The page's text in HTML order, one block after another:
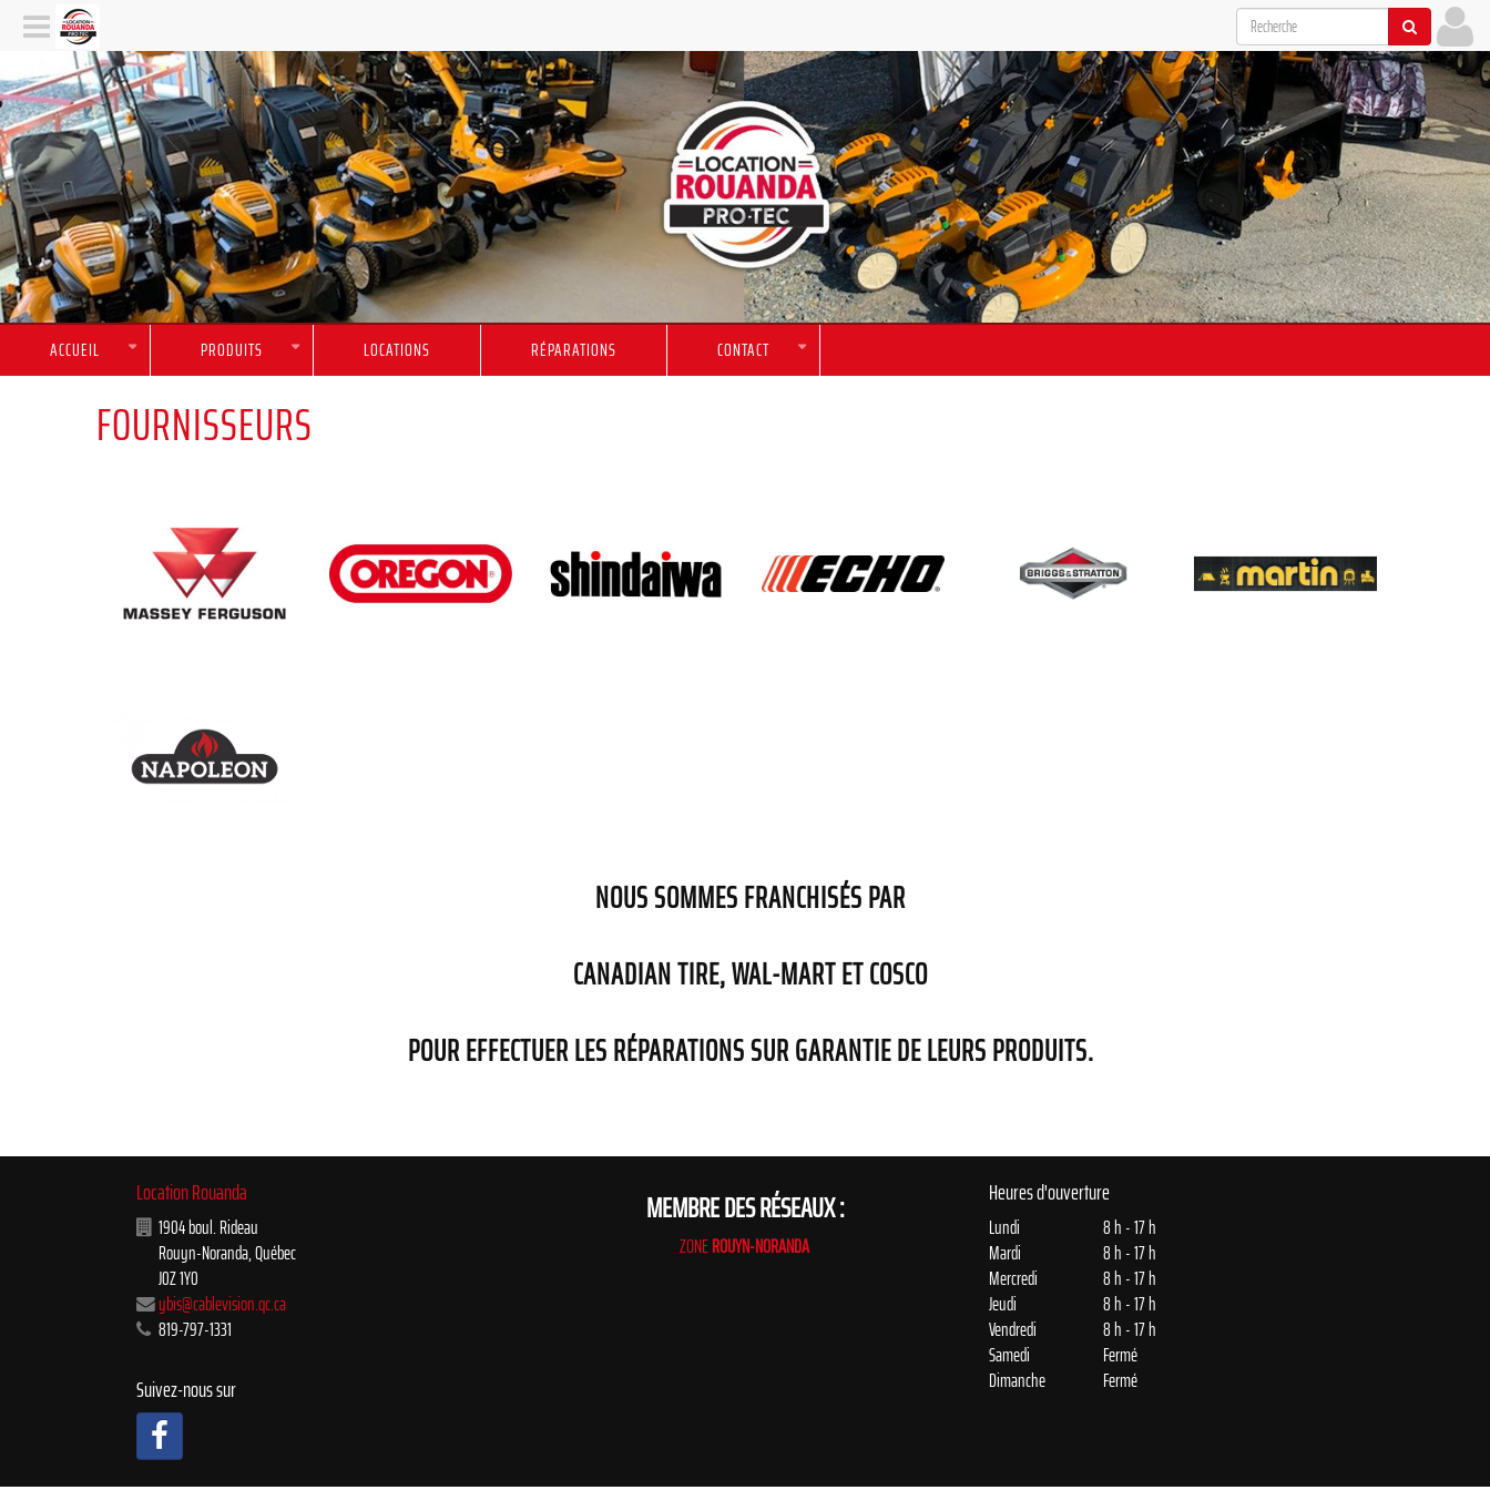
ACCUEIL PRODUITS LOCATIONS RÉPARATIONS CONTACT
FOURNISSEURS
NOUS SOMMES FRANCHISÉS PAR
CANADIAN TIRE,WAL-MARTETCOSCO
POUR EFFECTUER LES RÉPARATIONS SUR GARANTIE DE LEURS PRODUITS.
Location Rouanda
1904 boul. Rideau
Rouyn-Noranda,Québec
J0Z 1Y0
ybis@cablevision.qc.ca
819-797-1331
Suivez-nous sur
MEMBRE DES RÉSEAUX :
ZONEROUYN-NORANDA
Heures d'ouverture
Lundi
8 h - 17 h
Mardi
8 h - 17 h
Mercredi
8 h - 17 h
Jeudi
8 h - 17 h
Vendredi
8 h - 17 h
Samedi
Fermé
Dimanche
Fermé